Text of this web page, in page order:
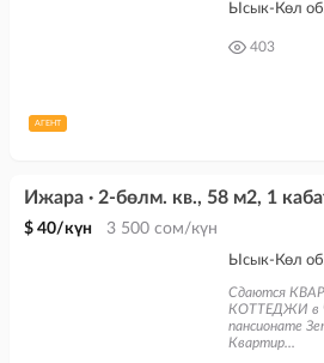
АГЕНТ
Ысык-Көл
403
Ижара · 2-бөлм. кв., 58 м2, 1
$ 40/күн 3 500 сом/күн
Ысык-Көл
Сдаются
КОТТЕДЖИ в
пансионате
Квартир...